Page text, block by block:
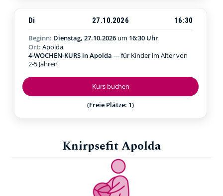
Kurs buchen
(Freie Plätze: 1)
Di 27.10.2026
16:30
Beginn: Dienstag, 27.10.2026 um 16:30 Uhr
Ort: Apolda
4-WOCHEN-KURS in Apolda --- für Kinder im Alter von
2-5 Jahren
Knirpsefit Apolda